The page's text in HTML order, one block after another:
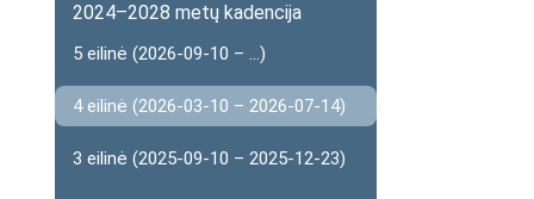
2024–2028 metų kadencija
5 eilinė (2026-09-10 – ...)
4 eilinė (2026-03-10 – 2026-07-14)
3 eilinė (2025-09-10 – 2025-12-23)